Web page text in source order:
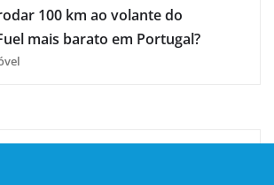
100 km ao volante do
mais barato em Portugal?